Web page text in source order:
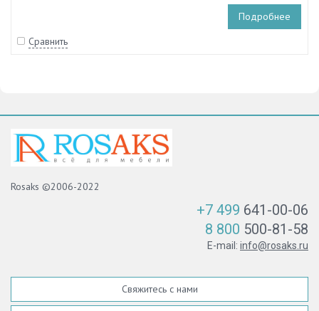
Подробнее
Сравнить
Rosaks ©2006-2022
+7 499 641-00-06
8 800 500-81-58
E-mail: info@rosaks.ru
Свяжитесь с нами